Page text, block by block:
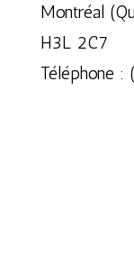
Montréal
H3L 2C7
Téléphone :